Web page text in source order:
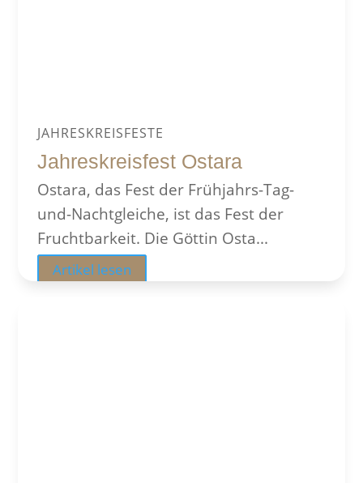
JAHRESKREISFESTE
Jahreskreisfest Ostara
Ostara, das Fest der Frühjahrs-Tag-
und-Nachtgleiche, ist das Fest der
Fruchtbarkeit. Die Göttin Osta...
Artikel lesen